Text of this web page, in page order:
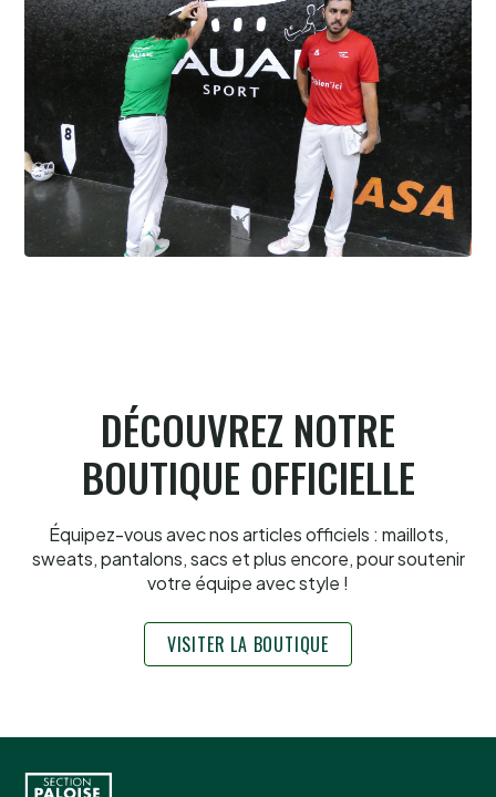
DÉCOUVREZ NOTRE
BOUTIQUE OFFICIELLE
Équipez-vous avec nos articles officiels : maillots,
sweats, pantalons, sacs et plus encore, pour soutenir
votre équipe avec style !
VISITER LA BOUTIQUE